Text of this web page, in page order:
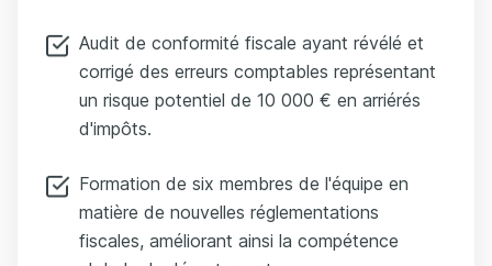
Audit de conformité fiscale ayant révélé et
corrigé des erreurs comptables représentant
un risque potentiel de 10 000 € en arriérés
d'impôts.
Formation de six membres de l'équipe en
matière de nouvelles réglementations
fiscales, améliorant ainsi la compétence